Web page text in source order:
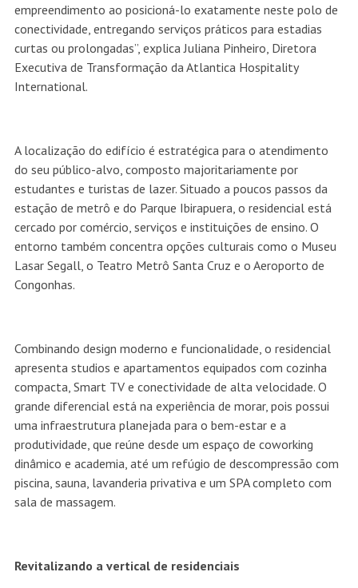
empreendimento ao posicioná-lo exatamente neste polo de
conectividade, entregando serviços práticos para estadias
curtas ou prolongadas”, explica Juliana Pinheiro, Diretora
Executiva de Transformação da Atlantica Hospitality
International.
A localização do edifício é estratégica para o atendimento
do seu público-alvo, composto majoritariamente por
estudantes e turistas de lazer. Situado a poucos passos da
estação de metrô e do Parque Ibirapuera, o residencial está
cercado por comércio, serviços e instituições de ensino. O
entorno também concentra opções culturais como o Museu
Lasar Segall, o Teatro Metrô Santa Cruz e o Aeroporto de
Congonhas.
Combinando design moderno e funcionalidade, o residencial
apresenta studios e apartamentos equipados com cozinha
compacta, Smart TV e conectividade de alta velocidade. O
grande diferencial está na experiência de morar, pois possui
uma infraestrutura planejada para o bem-estar e a
produtividade, que reúne desde um espaço de coworking
dinâmico e academia, até um refúgio de descompressão com
piscina, sauna, lavanderia privativa e um SPA completo com
sala de massagem.
Revitalizando a vertical de residenciais